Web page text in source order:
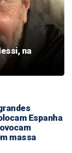
na
Espanha
massa